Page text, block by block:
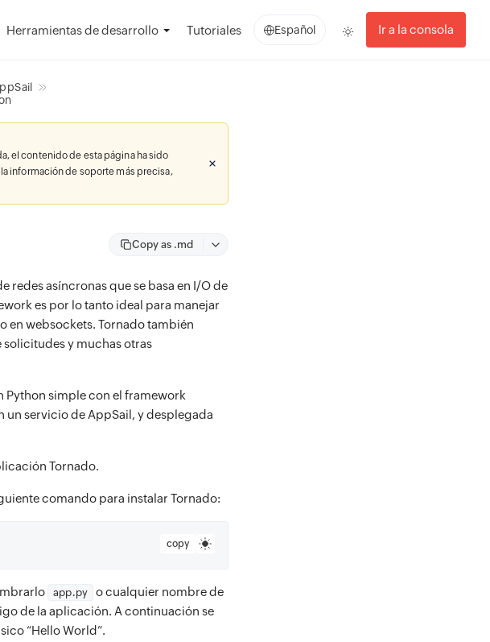
Herramientas de desarrollo Tutoriales Español Ir a la consola
el contenido de esta página ha sido
información de soporte más precisa,
Copy as .md
redes asíncronas que se basa en I/O de
es por lo tanto ideal para manejar
en websockets. Tornado también
y muchas otras
Python simple con el framework
un servicio de AppSail, y desplegada
Tornado.
comando para instalar Tornado:
copy
app.py
o cualquier nombre de
de la aplicación. A continuación se
“Hello World”.